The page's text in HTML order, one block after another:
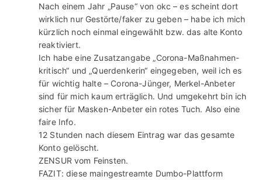
Nach einem Jahr „Pause“ von okc – es scheint dort
wirklich nur Gestörte/faker zu geben – habe ich mich
kürzlich noch einmal eingewählt bzw. das alte Konto
reaktiviert.
Ich habe eine Zusatzangabe „Corona-Maßnahmen-
kritisch“ und „Querdenkerin“ eingegeben, weil ich es
für wichtig halte – Corona-Jünger, Merkel-Anbeter
sind für mich kaum erträglich. Und umgekehrt bin ich
sicher für Masken-Anbeter ein rotes Tuch. Also eine
faire Info.
12 Stunden nach diesem Eintrag war das gesamte
Konto gelöscht.
ZENSUR vom Feinsten.
FAZIT: diese maingestreamte Dumbo-Plattform